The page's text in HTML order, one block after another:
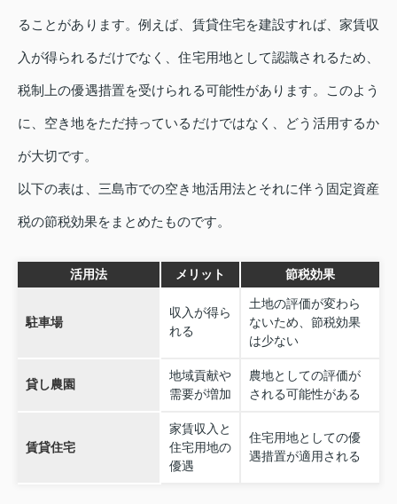
ることがあります。例えば、賃貸住宅を建設すれば、家賃収
入が得られるだけでなく、住宅用地として認識されるため、
税制上の優遇措置を受けられる可能性があります。このよう
に、空き地をただ持っているだけではなく、どう活用するか
が大切です。
以下の表は、三島市での空き地活用法とそれに伴う固定資産
税の節税効果をまとめたものです。
活用法 メリット 節税効果
駐車場
収入が得ら
れる
土地の評価が変わら
ないため、節税効果
は少ない
貸し農園
地域貢献や
需要が増加
農地としての評価が
される可能性がある
賃貸住宅
家賃収入と
住宅用地の
優遇
住宅用地としての優
遇措置が適用される